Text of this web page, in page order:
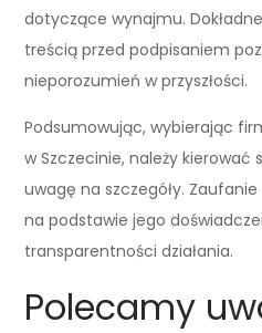
dotyczące wynajmu.
treścią przed podpisaniem
nieporozumień w przyszłości.
Podsumowując, wybierając
w Szczecinie, należy kierować
uwagę na szczegóły.
na podstawie jego
transparentności działania.
Polecamy